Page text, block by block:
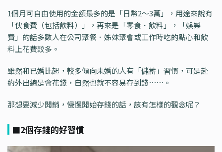
1個月可自由使用的金額最多的是「日幣2～3萬」，用途來說有
「伙食費（包括飲料）」，再來是「零食．飲料」，「娛樂
費」的話多數人在公司聚餐．姊妹聚會或工作時吃的點心和飲
料上花費較多。
雖然和已婚比起，較多傾向未婚的人有「儲蓄」習慣，可是赴
約外出總是會花錢，自然也就不容易存到錢⋯⋯。
那想要減少開銷，慢慢開始存錢的話，該有怎樣的觀念呢？
■2個存錢的好習慣